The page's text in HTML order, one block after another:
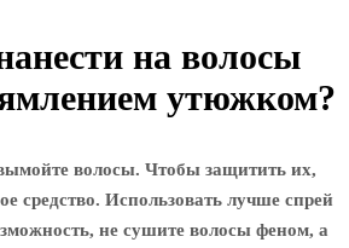
на волосы
утюжком?
волосы. Чтобы защитить их,
средство. Использовать лучше спрей
не сушите волосы феном, а